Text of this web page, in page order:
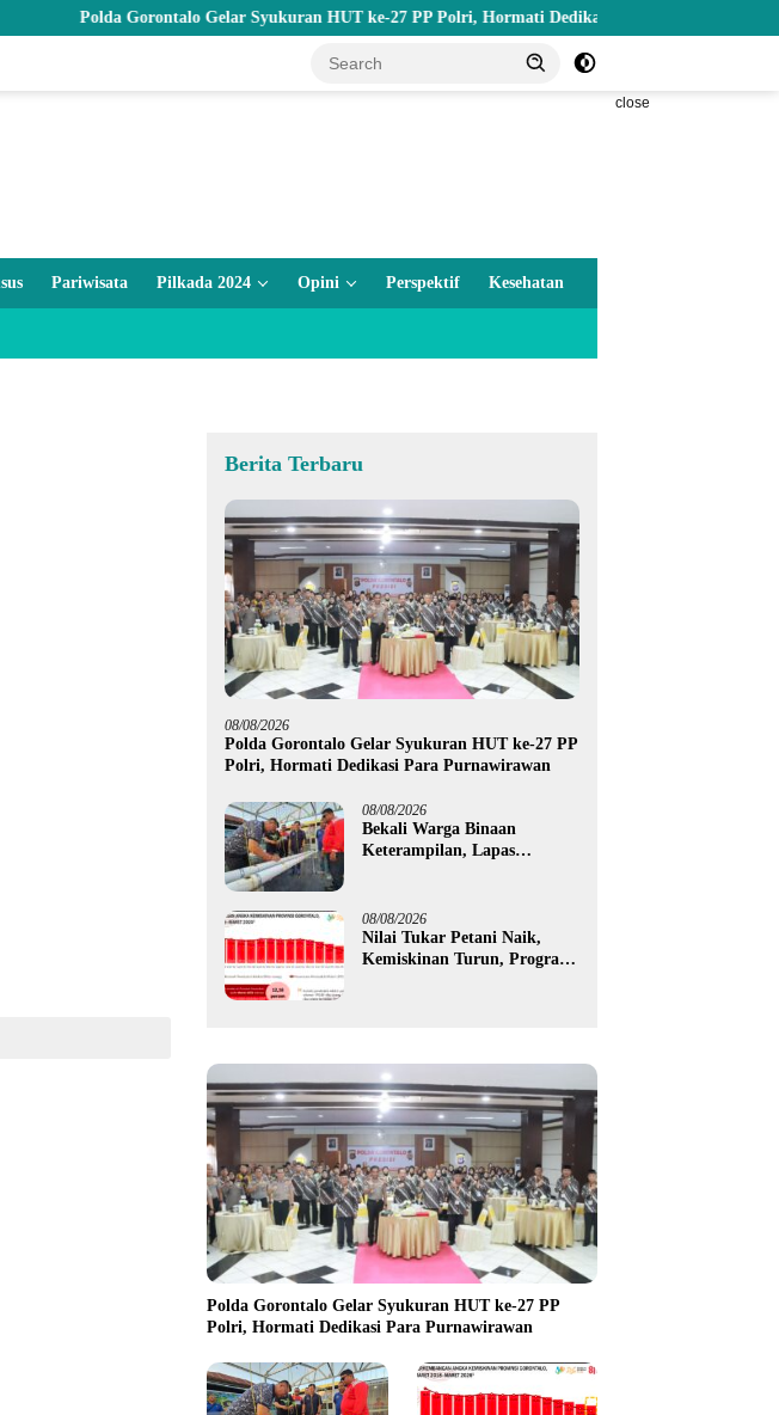
Polda Gorontalo Gelar Syukuran HUT ke-27 PP Polri, Hormati Dedikasi Para Purnawirawan
close
Pariwisata Pilkada 2024 Opini Perspektif Kesehatan
Berita Terbaru
08/08/2026
Polda Gorontalo Gelar Syukuran HUT ke-27 PP
Polri, Hormati Dedikasi Para Purnawirawan
08/08/2026
Bekali Warga Binaan
Keterampilan, Lapas
08/08/2026
Nilai Tukar Petani Naik,
Kemiskinan Turun, Program
Polda Gorontalo Gelar Syukuran HUT ke-27 PP
Polri, Hormati Dedikasi Para Purnawirawan